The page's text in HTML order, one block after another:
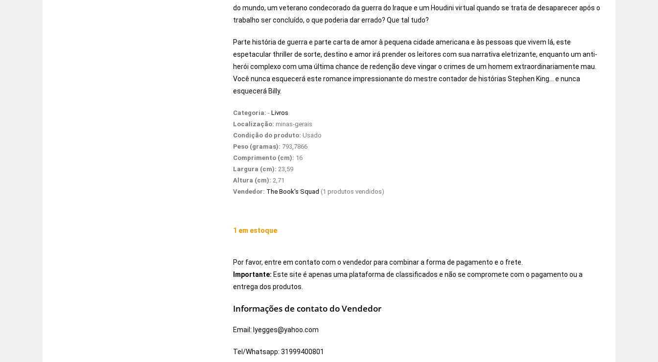
do mundo, um veterano condecorado da guerra do Iraque e um Houdini virtual quando se trata de desaparecer após o
trabalho ser concluído, o que poderia dar errado? Que tal tudo?
Parte história de guerra e parte carta de amor à pequena cidade americana e às pessoas que vivem lá, este
espetacular thriller de sorte, destino e amor irá prender os leitores com sua narrativa eletrizante, enquanto um anti-
herói complexo com uma última chance de redenção deve vingar o crimes de um homem extraordinariamente mau.
Você nunca esquecerá este romance impressionante do mestre contador de histórias Stephen King… e nunca
esquecerá Billy.
Categoria: - Livros
Localização: minas-gerais
Condição do produto: Usado
Peso (gramas): 793,7866
Comprimento (cm): 16
Largura (cm): 23,59
Altura (cm): 2,71
Vendedor: The Book's Squad (1 produtos vendidos)
1 em estoque
Por favor, entre em contato com o vendedor para combinar a forma de pagamento e o frete.
Importante: Este site é apenas uma plataforma de classificados e não se compromete com o pagamento ou a
entrega dos produtos.
Informações de contato do Vendedor
Email: lyegges@yahoo.com
Tel/Whatsapp: 31999400801